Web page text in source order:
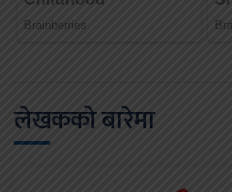
लेखकको बारेमा